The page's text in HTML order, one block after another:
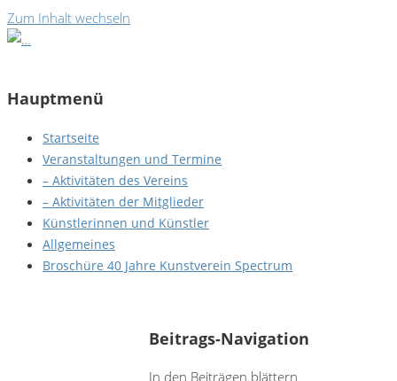
Zum Inhalt wechseln
Hauptmenü
Startseite
Veranstaltungen und Termine
– Aktivitäten des Vereins
– Aktivitäten der Mitglieder
Künstlerinnen und Künstler
Allgemeines
Broschüre 40 Jahre Kunstverein Spectrum
Beitrags-Navigation
In den Beiträgen blättern